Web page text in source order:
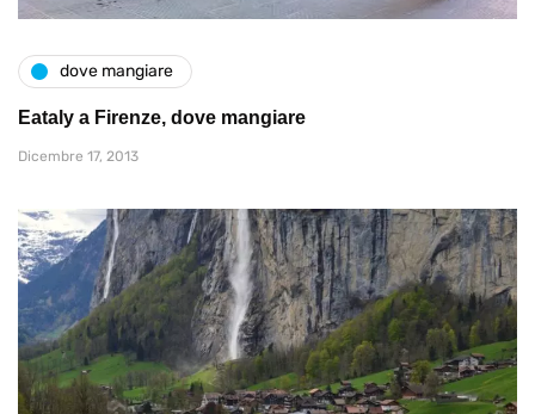
dove mangiare
Eataly a Firenze, dove mangiare
Dicembre 17, 2013